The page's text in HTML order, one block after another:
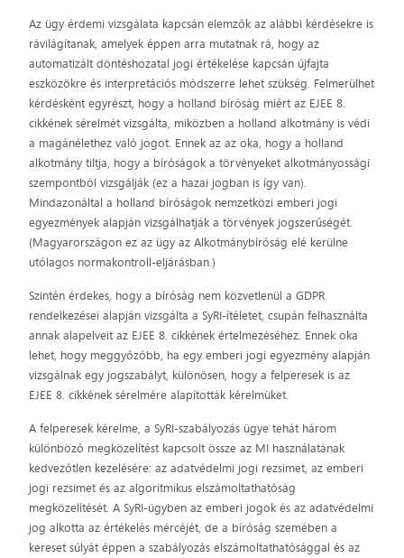
Az ügy érdemi vizsgálata kapcsán elemzők az alábbi kérdésekre is
rávilágítanak, amelyek éppen arra mutatnak rá, hogy az
automatizált döntéshozatal jogi értékelése kapcsán újfajta
eszközökre és interpretációs módszerre lehet szükség. Felmerülhet
kérdésként egyrészt, hogy a holland bíróság miért az EJEE 8.
cikkének sérelmét vizsgálta, miközben a holland alkotmány is védi
a magánélethez való jogot. Ennek az az oka, hogy a holland
alkotmány tiltja, hogy a bíróságok a törvényeket alkotmányossági
szempontból vizsgálják (ez a hazai jogban is így van).
Mindazonáltal a holland bíróságok nemzetközi emberi jogi
egyezmények alapján vizsgálhatják a törvények jogszerűségét.
(Magyarországon ez az ügy az Alkotmánybíróság elé kerülne
utólagos normakontroll-eljárásban.)
Szintén érdekes, hogy a bíróság nem közvetlenül a GDPR
rendelkezései alapján vizsgálta a SyRI-ítéletet, csupán felhasználta
annak alapelveit az EJEE 8. cikkének értelmezéséhez. Ennek oka
lehet, hogy meggyőzőbb, ha egy emberi jogi egyezmény alapján
vizsgálnak egy jogszabályt, különösen, hogy a felperesek is az
EJEE 8. cikkének sérelmére alapították kérelmüket.
A felperesek kérelme, a SyRI-szabályozás ügye tehát három
különböző megközelítést kapcsolt össze az MI használatának
kedvezőtlen kezelésére: az adatvédelmi jogi rezsimet, az emberi
jogi rezsimet és az algoritmikus elszámoltathatóság
megközelítését. A SyRI-ügyben az emberi jogok és az adatvédelmi
jog alkotta az értékelés mércéjét, de a bíróság szemében a
kereset súlyát éppen a szabályozás elszámoltathatósággal és az